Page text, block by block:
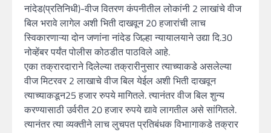
नांदेड(प्रतिनिधी)-वीज वितरण कंपनीतील लोकांनी 2 लाखांचे वीज
बिल भरावे लागेल अशी भिती दाखवून 20 हजारांची लाच
स्विकारणाऱ्या दोन जणांना नांदेड जिल्हा न्यायालयाने उद्या दि.30
नोव्हेंबर पर्यंत पोलीस कोठडीत पाठविले आहे.
एका तक्रारदाराने दिलेल्या तक्रारीनुसार त्याच्याकडे असलेल्या
वीज मिटरवर 2 लाखाचे वीज बिल येईल अशी भिती दाखवून
त्याच्याकडून25 हजार रुपये मागितले. त्यानंतर वीज बिल शुन्य
करण्यासाठी उर्वरीत 20 हजार रुपये द्यावे लागतील असे सांगितले.
त्यानंतर त्या व्यक्तीने लाच लुचपत प्रतिबंधक विभाागाकडे तक्रार